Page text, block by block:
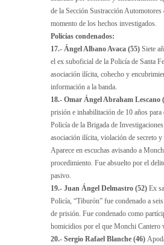
de la Sección Sustracción Automotores
momento de los hechos investigados.
Policías condenados:
17.- Ángel Albano Avaca (55) Siete
el ex suboficial de la Policía de Santa
asociación ilícita, cohecho y
información a la banda.
18.- Omar Ángel Abraham Lescano
prisión e inhabilitación de 10 años para
Policía de la Brigada de
asociación ilícita, violación de secreto y
Aparece en escuchas avisando a
procedimiento. Fue absuelto por el
pasivo.
19.- Juan Ángel Delmastro (52) Ex
Policía, “Tiburón” fue condenado a
de prisión. Fue condenado como
homicidios por el que Monchi Cantero
20.- Sergio Rafael Blanche (46)